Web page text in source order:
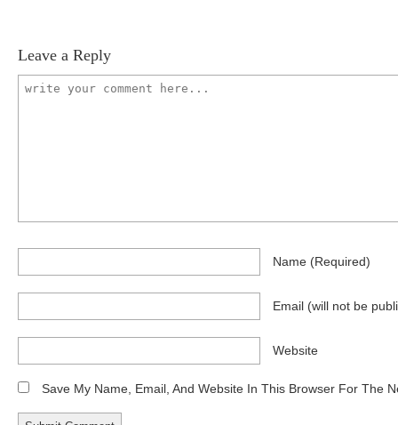
Leave a Reply
Name (required)
Email (will not be
Website
Save My Name, Email, And Website In This Browser For The